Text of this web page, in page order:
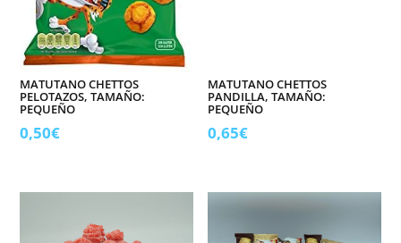
MATUTANO CHETTOS
PELOTAZOS, TAMAÑO:
PEQUEÑO
0,50€
MATUTANO CHETTOS
PANDILLA, TAMAÑO:
PEQUEÑO
0,65€